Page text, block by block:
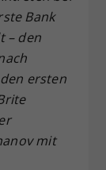
Bank
– den
ersten
mit
Consent-
eine
die
falls der